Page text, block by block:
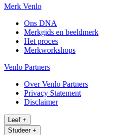
Merk Venlo
Ons DNA
Merkgids en beeldmerk
Het proces
Merkworkshops
Venlo Partners
Over Venlo Partners
Privacy Statement
Disclaimer
Leef +
Studeer +